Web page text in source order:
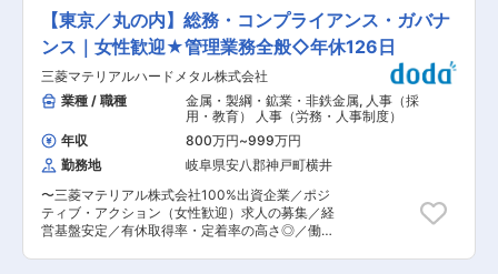
方にも安心の環境です。またフレックス制度有、
社員食堂有、充実の研修制度、退職金、年間有給
取得12日以上と長期就業しやすい環境です。 ■当
社の強み： ・EV化に向け軽量化ニーズ拡大に伴
う超ハイテンプレス加工を中心とした生産増加に
向けて、新工場を建設し事業の競争力強化に取り
組んでいます。 ・創業製品の自動車のタイヤ用バ
ルブコアは、タイヤバルブの心臓とも言える精密
部品です。日本初の国産化から90年以上の製造実
績がある当社は現在国内シェア100％、海外50％
を超える世界No.1シェアを誇り、国産車であれば
全ての車、海外の車でも2台に1台は当社製品が使
用されています。 変更の範囲：会社の定める業務
機械装置を用いて加工します。5名ほどのチーム
の一員として、日々の商品生産計画に沿い、特殊
な樹脂材を使用・機械装置を操作して製品加工を
行います。 ※MPU（マイクロプロセッサ）とは：
コンピュータにおける演算や制御などの機能を一
枚の半導体チップに集積したものです。コンピュ
ータの心臓部であるCPU（中央処理装置）として
用いられることが多い部品です。 ■業務詳細：
・装置に材料を運び投入をします ・装置を操作し
出来上がりを検査 ■入社後／キャリアパス： チ
ームは5〜7名の構成で、20代〜30代のメンバー
が多く活躍しております。 当社では、働きやすい
環境で従事していただきたいので、「フレッシュ
マン制度」を設けております。 「フレッシュマン
制度」とは、入社後は先輩社員がマンツーマンで
【東京／丸の内】総務・コンプライアンス・ガバナ
ンス｜女性歓迎★管理業務全般◇年休126日
三菱マテリアルハードメタル株式会社
業種 / 職種
金属・製綱・鉱業・非鉄金属, 人事（採
用・教育） 人事（労務・人事制度）
年収
800万円~999万円
勤務地
岐阜県安八郡神戸町横井
〜三菱マテリアル株式会社100%出資企業／ポジ
ティブ・アクション（女性歓迎）求人の募集／経
営基盤安定／有休取得率・定着率の高さ◎／働き